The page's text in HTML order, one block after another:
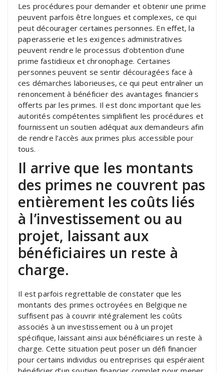
Les procédures pour demander et obtenir une prime
peuvent parfois être longues et complexes, ce qui
peut décourager certaines personnes. En effet, la
paperasserie et les exigences administratives
peuvent rendre le processus d’obtention d’une
prime fastidieux et chronophage. Certaines
personnes peuvent se sentir découragées face à
ces démarches laborieuses, ce qui peut entraîner un
renoncement à bénéficier des avantages financiers
offerts par les primes. Il est donc important que les
autorités compétentes simplifient les procédures et
fournissent un soutien adéquat aux demandeurs afin
de rendre l’accès aux primes plus accessible pour
tous.
Il arrive que les montants
des primes ne couvrent pas
entièrement les coûts liés
à l’investissement ou au
projet, laissant aux
bénéficiaires un reste à
charge.
Il est parfois regrettable de constater que les
montants des primes octroyées en Belgique ne
suffisent pas à couvrir intégralement les coûts
associés à un investissement ou à un projet
spécifique, laissant ainsi aux bénéficiaires un reste à
charge. Cette situation peut poser un défi financier
pour certains individus ou entreprises qui espéraient